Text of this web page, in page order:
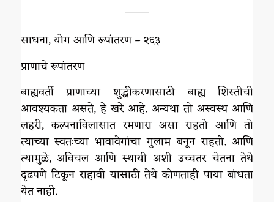
साधना, योग आणि रूपांतरण – २६३
प्राणाचे रूपांतरण
बाह्यवर्ती प्राणाच्या शुद्धीकरणासाठी बाह्य शिस्तीची
आवश्यकता असते, हे खरे आहे. अन्यथा तो अस्वस्थ आणि
लहरी, कल्पनाविलासात रमणारा असा राहतो आणि तो
त्याच्या स्वतःच्या भावावेगांचा गुलाम बनून राहतो. आणि
त्यामुळे, अविचल आणि स्थायी अशी उच्चतर चेतना तेथे
दृढपणे टिकून राहावी यासाठी तेथे कोणताही पाया बांधता
येत नाही.